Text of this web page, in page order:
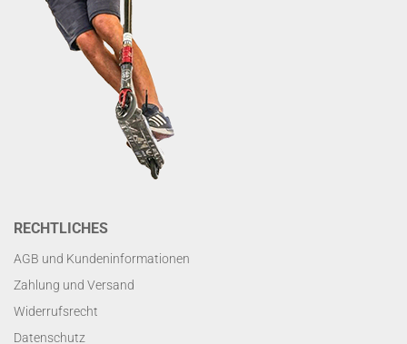
RECHTLICHES
AGB und Kundeninformationen
Zahlung und Versand
Widerrufsrecht
Datenschutz